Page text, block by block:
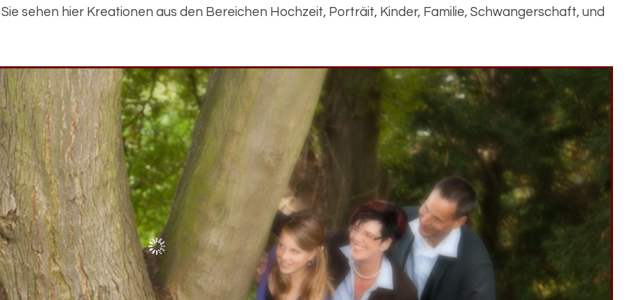
sehen hier Kreationen aus den Bereichen Hochzeit, Porträit, Kinder, Familie, Schwangerschaft, und